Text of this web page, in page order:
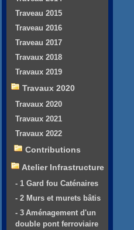
Traveau 2015
Traveau 2016
Traveau 2017
Travaux 2018
Travaux 2019
Travaux 2020
Travaux 2020
Travaux 2021
Travaux 2022
Contributions
Atelier Infrastructure
- 1 Gard fou Caténaires
- 2 Murs et murets bâtis
- 3 Aménagement d'un
double pont ferroviaire